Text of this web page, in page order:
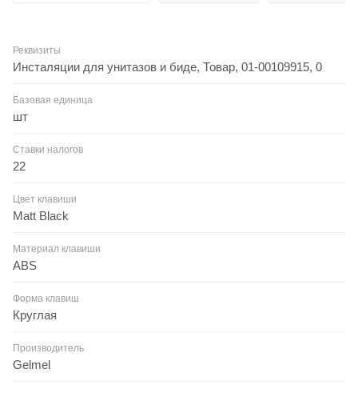
Реквизиты
Инсталяции для унитазов и биде, Товар, 01-00109915, 0
Базовая единица
шт
Ставки налогов
22
Цвет клавиши
Matt Black
Материал клавиши
ABS
Форма клавиш
Круглая
Производитель
Gelmel